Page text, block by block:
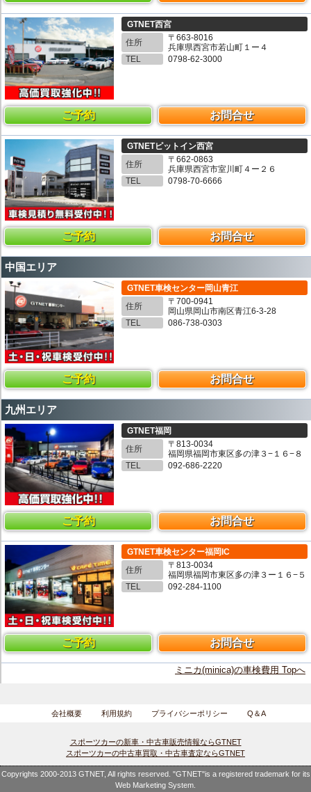
GTNET西宮
住所
〒663-8016
兵庫県西宮市若山町１ー４
TEL
0798-62-3000
ご予約 お問合せ
GTNETピットイン西宮
住所
〒662-0863
兵庫県西宮市室川町４ー２６
TEL
0798-70-6666
ご予約 お問合せ
中国エリア
GTNET車検センター岡山青江
住所
〒700-0941
岡山県岡山市南区青江6-3-28
TEL
086-738-0303
ご予約 お問合せ
九州エリア
GTNET福岡
住所
〒813-0034
福岡県福岡市東区多の津３−１６−８
TEL
092-686-2220
ご予約 お問合せ
GTNET車検センター福岡IC
住所
〒813-0034
福岡県福岡市東区多の津３ー１６−５
TEL
092-284-1100
ご予約 お問合せ
ミニカ(minica)の車検費用 Topへ
会社概要 利用規約 プライバシーポリシー Q＆A
スポーツカーの新車・中古車販売情報ならGTNET
スポーツカーの中古車買取・中古車査定ならGTNET
Copyrights 2000-2013 GTNET, All rights reserved. "GTNET"is a registered trademark for its
Web Marketing System.